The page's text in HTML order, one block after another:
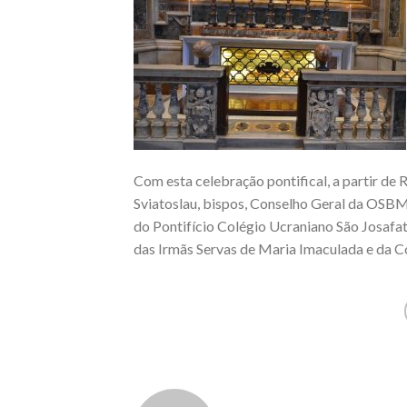
Com esta celebração pontifical, a partir de
Sviatoslau, bispos, Conselho Geral da
do Pontifício Colégio Ucraniano São
das Irmãs Servas de Maria Imaculada e da